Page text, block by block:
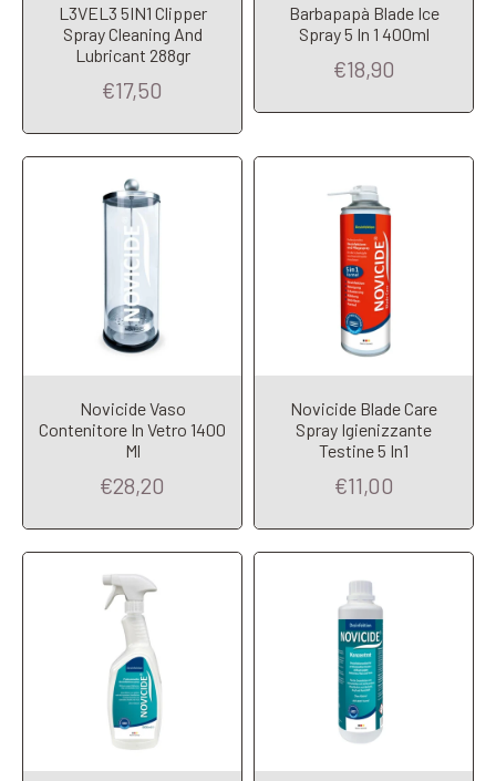
L3VEL3 5IN1 Clipper
Spray Cleaning And
Lubricant 288gr
€17,50
Barbapapà Blade Ice
Spray 5 In 1 400ml
€18,90
Add to Cart
Novicide Vaso
Contenitore In Vetro 1400
Ml
€28,20
Add to Cart
Novicide Blade Care
Spray Igienizzante
Testine 5 In1
€11,00
Add to Cart Add to Cart